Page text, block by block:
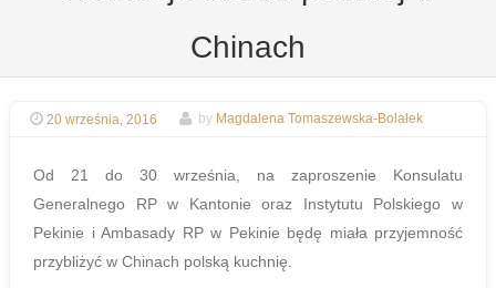
Chinach
20 września, 2016 by Magdalena Tomaszewska-Bolałek
Od 21 do 30 września, na zaproszenie Konsulatu
Generalnego RP w Kantonie oraz Instytutu Polskiego w
Pekinie i Ambasady RP w Pekinie będę miała przyjemność
przybliżyć w Chinach polską kuchnię.